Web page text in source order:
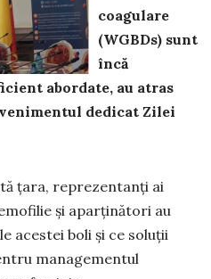
coagulare
(WGBDs) sunt
încă
abordate, au atras
dedicat Zilei
țara, reprezentanți ai
și aparținători au
acestei boli și ce soluții
managementul